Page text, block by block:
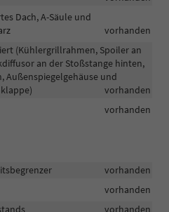
Dach, A-Säule und
vorhanden
(Kühlergrillrahmen, Spoiler an
an der Stoßstange hinten,
Außenspiegelgehäuse und
vorhanden
vorhanden
vorhanden
vorhanden
vorhanden